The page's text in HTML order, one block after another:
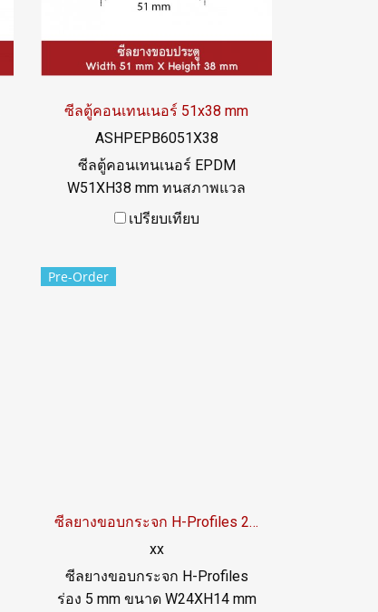
ซีลตู้คอนเทนเนอร์ 51x38 mm
ASHPEPB6051X38
ซีลตู้คอนเทนเนอร์ EPDM
W51XH38 mm ทนสภาพแวล
ล้อมการใช้งานดีเยี่ยม Tel:
เปรียบเทียบ
Pre-Order
ซีลยางขอบกระจก H-Profiles 24x14 mm
xx
ซีลยางขอบกระจก H-Profiles
ร่อง 5 mm ขนาด W24XH14 mm